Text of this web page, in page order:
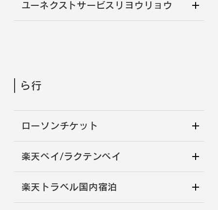
ユーネクストサービスリヨウリョウ
ら行
ローソンチケット
楽天ペイ/ラクテンペイ
楽天トラベル国内宿泊